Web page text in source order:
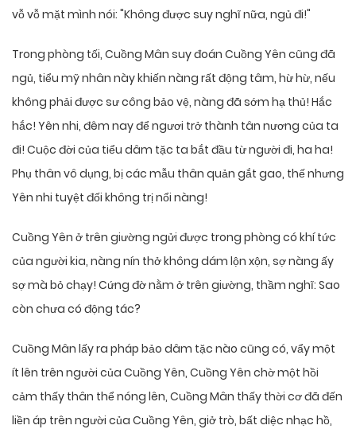
vỗ vỗ mặt mình nói: "Không được suy nghĩ nữa, ngủ đi!"
Trong phòng tối, Cuồng Mân suy đoán Cuồng Yên cũng đã
ngủ, tiểu mỹ nhân này khiến nàng rất động tâm, hừ hừ, nếu
không phải được sư công bảo vệ, nàng đã sớm hạ thủ! Hắc
hắc! Yên nhi, đêm nay để ngươi trở thành tân nương của ta
đi! Cuộc đời của tiểu dâm tặc ta bắt đầu từ người đi, ha ha!
Phụ thân vô dụng, bị các mẫu thân quản gắt gao, thế nhưng
Yên nhi tuyệt đối không trị nổi nàng!
Cuồng Yên ở trên giường ngửi được trong phòng có khí tức
của người kia, nàng nín thở không dám lộn xộn, sợ nàng ấy
sợ mà bỏ chạy! Cứng đờ nằm ở trên giường, thầm nghĩ: Sao
còn chưa có động tác?
Cuồng Mân lấy ra pháp bảo dâm tặc nào cũng có, vẩy một
ít lên trên người của Cuồng Yên, Cuồng Yên chờ một hồi
cảm thấy thân thể nóng lên, Cuồng Mân thấy thời cơ đã đến
liền áp trên người của Cuồng Yên, giở trò, bất diệc nhạc hồ,